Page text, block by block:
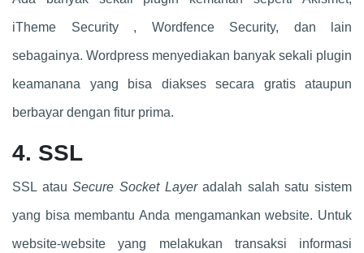
iTheme Security , Wordfence Security, dan lain
sebagainya. Wordpress menyediakan banyak sekali plugin
keamanana yang bisa diakses secara gratis ataupun
berbayar dengan fitur prima.
4. SSL
SSL atauSecure Socket Layeradalah salah satu sistem
yang bisa membantu Anda mengamankan website. Untuk
website-website yang melakukan transaksi informasi